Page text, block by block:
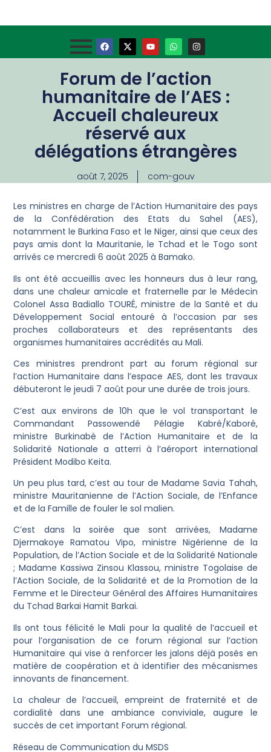
Forum de l’action
humanitaire de l’AES :
Accueil chaleureux
réservé aux
délégations étrangères
août 7, 2025 com-gouv
Les ministres en charge de l’Action Humanitaire des pays
de la Confédération des Etats du Sahel (AES),
notamment le Burkina Faso et le Niger, ainsi que ceux des
pays amis dont la Mauritanie, le Tchad et le Togo sont
arrivés ce mercredi 6 août 2025 à Bamako.
Ils ont été accueillis avec les honneurs dus à leur rang,
dans une chaleur amicale et fraternelle par le Médecin
Colonel Assa Badiallo TOURÉ, ministre de la Santé et du
Développement Social entouré à l’occasion par ses
proches collaborateurs et des représentants des
organismes humanitaires accrédités au Mali.
Ces ministres prendront part au forum régional sur
l’action Humanitaire dans l’espace AES, dont les travaux
débuteront le jeudi 7 août pour une durée de trois jours.
C’est aux environs de 10h que le vol transportant le
Commandant Passowendé Pélagie Kabré/Kaboré,
ministre Burkinabè de l’Action Humanitaire et de la
Solidarité Nationale a atterri à l’aéroport international
Président Modibo Keita.
Un peu plus tard, c’est au tour de Madame Savia Tahah,
ministre Mauritanienne de l’Action Sociale, de l’Enfance
et de la Famille de fouler le sol malien.
C’est dans la soirée que sont arrivées, Madame
Djermakoye Ramatou Vipo, ministre Nigérienne de la
Population, de l’Action Sociale et de la Solidarité Nationale
; Madame Kassiwa Zinsou Klassou, ministre Togolaise de
l’Action Sociale, de la Solidarité et de la Promotion de la
Femme et le Directeur Général des Affaires Humanitaires
du Tchad Barkai Hamit Barkai.
Ils ont tous félicité le Mali pour la qualité de l’accueil et
pour l’organisation de ce forum régional sur l’action
Humanitaire qui vise à renforcer les jalons déjà posés en
matière de coopération et à identifier des mécanismes
innovants de financement.
La chaleur de l’accueil, empreint de fraternité et de
cordialité dans une ambiance conviviale, augure le
succès de cet important Forum régional.
Réseau de Communication du MSDS